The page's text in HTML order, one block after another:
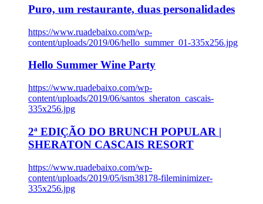
Puro, um restaurante, duas personalidades
https://www.ruadebaixo.com/wp-
content/uploads/2019/06/hello_summer_01-335x256.jpg
Hello Summer Wine Party
https://www.ruadebaixo.com/wp-
content/uploads/2019/06/santos_sheraton_cascais-
335x256.jpg
2ª EDIÇÃO DO BRUNCH POPULAR |
SHERATON CASCAIS RESORT
https://www.ruadebaixo.com/wp-
content/uploads/2019/05/ism38178-fileminimizer-
335x256.jpg